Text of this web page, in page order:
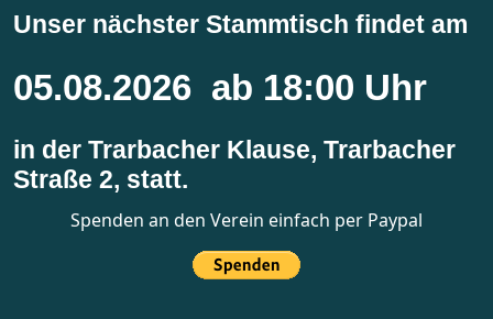
Unser nächster Stammtisch findet am
05.08.2026 ab 18:00 Uhr
in der Trarbacher Klause, Trarbacher
Straße 2, statt.
Spenden an den Verein einfach per Paypal